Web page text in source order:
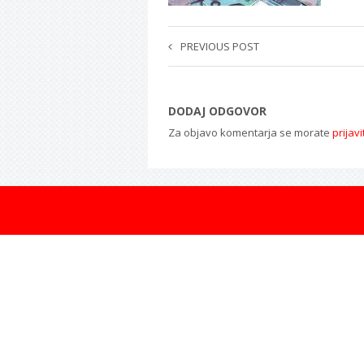
PREVIOUS POST
DODAJ ODGOVOR
Za objavo komentarja se morate